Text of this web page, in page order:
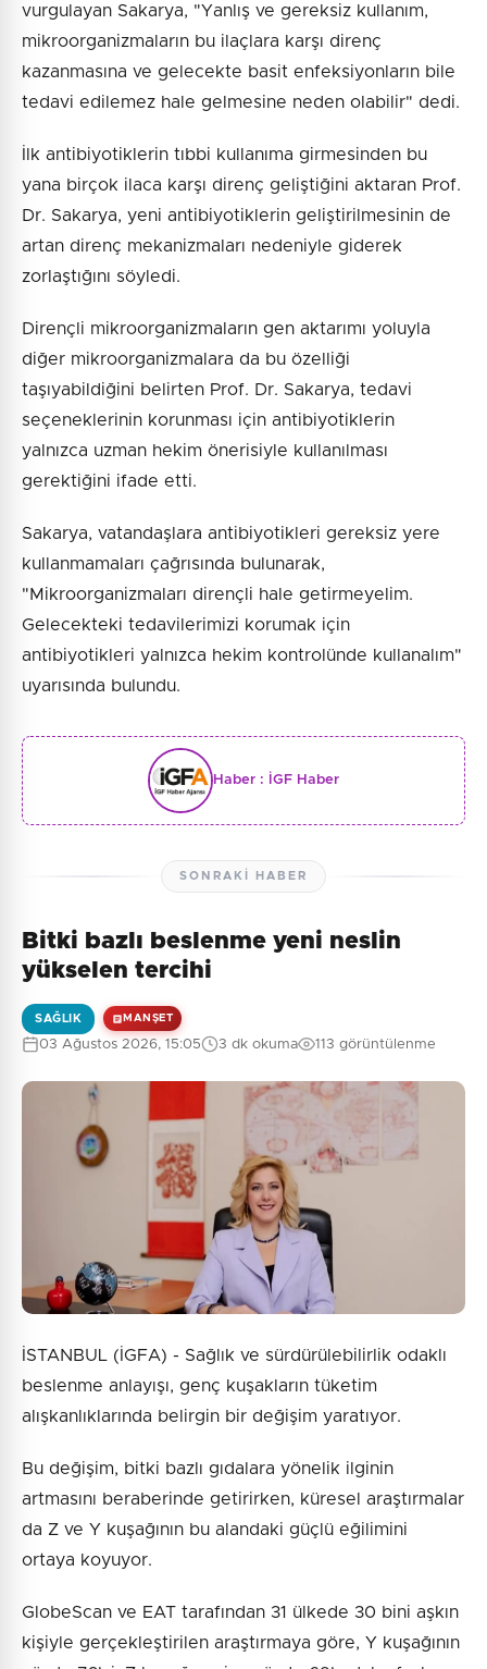
vurgulayan Sakarya, "Yanlış ve gereksiz kullanım,
mikroorganizmaların bu ilaçlara karşı direnç
kazanmasına ve gelecekte basit enfeksiyonların bile
tedavi edilemez hale gelmesine neden olabilir" dedi.
İlk antibiyotiklerin tıbbi kullanıma girmesinden bu
yana birçok ilaca karşı direnç geliştiğini aktaran Prof.
Dr. Sakarya, yeni antibiyotiklerin geliştirilmesinin de
artan direnç mekanizmaları nedeniyle giderek
zorlaştığını söyledi.
Dirençli mikroorganizmaların gen aktarımı yoluyla
diğer mikroorganizmalara da bu özelliği
taşıyabildiğini belirten Prof. Dr. Sakarya, tedavi
seçeneklerinin korunması için antibiyotiklerin
yalnızca uzman hekim önerisiyle kullanılması
gerektiğini ifade etti.
Sakarya, vatandaşlara antibiyotikleri gereksiz yere
kullanmamaları çağrısında bulunarak,
"Mikroorganizmaları dirençli hale getirmeyelim.
Gelecekteki tedavilerimizi korumak için
antibiyotikleri yalnızca hekim kontrolünde kullanalım"
uyarısında bulundu.
Haber : İGF Haber
SONRAKI HABER
Bitki bazlı beslenme yeni neslin
yükselen tercihi
SAĞLIK MANŞET
03 Ağustos 2026, 15:05 3 dk okuma 113 görüntülenme
İSTANBUL (İGFA) - Sağlık ve sürdürülebilirlik odaklı
beslenme anlayışı, genç kuşakların tüketim
alışkanlıklarında belirgin bir değişim yaratıyor.
Bu değişim, bitki bazlı gıdalara yönelik ilginin
artmasını beraberinde getirirken, küresel araştırmalar
da Z ve Y kuşağının bu alandaki güçlü eğilimini
ortaya koyuyor.
GlobeScan ve EAT tarafından 31 ülkede 30 bini aşkın
kişiyle gerçekleştirilen araştırmaya göre, Y kuşağının